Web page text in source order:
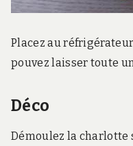
Placez au réfrigérateur
pouvez laisser toute
Déco
Démoulez la charlotte